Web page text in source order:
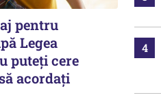
pentru
Legea
puteți cere
acordați